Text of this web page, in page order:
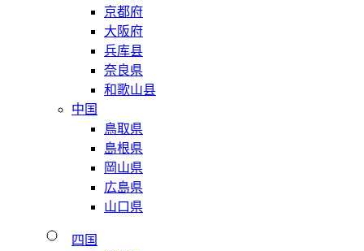
京都府
大阪府
兵库县
奈良県
和歌山县
中国
鳥取県
島根県
岡山県
広島県
山口県
四国